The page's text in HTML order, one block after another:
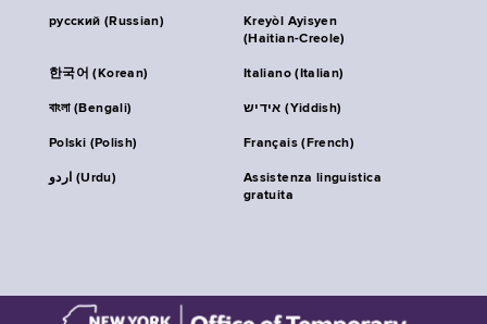
русский (Russian)
Kreyòl Ayisyen
(Haitian-Creole)
한국어 (Korean) Italiano (Italian)
বাংলা (Bengali) אידיש (Yiddish)
Polski (Polish) Français (French)
اردو (Urdu)
Assistenza linguistica
gratuita